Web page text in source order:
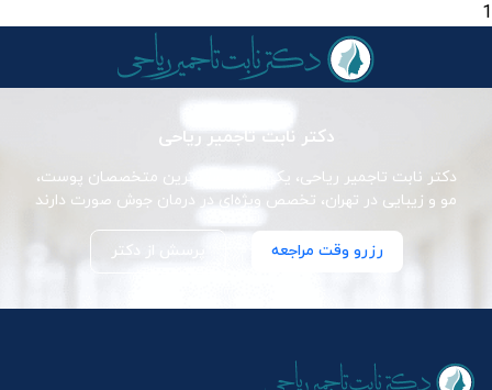
1
دکتر نابت تاجمیر ریاحی
دکتر نابت تاجمیر ریاحی، یکی از برجسته‌ترین متخصصان پوست،
مو و زیبایی در تهران، تخصص ویژه‌ای در درمان جوش صورت دارند
رزرو وقت مراجعه پرسش از دکتر